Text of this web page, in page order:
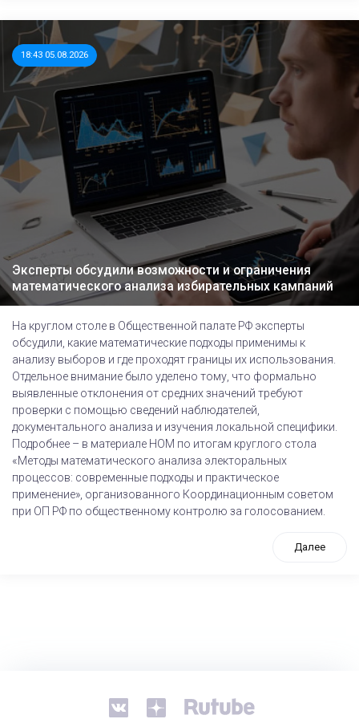
18:43 05.08.2026
Эксперты обсудили возможности и ограничения
математического анализа избирательных кампаний
На круглом столе в Общественной палате РФ эксперты
обсудили, какие математические подходы применимы к
анализу выборов и где проходят границы их использования.
Отдельное внимание было уделено тому, что формально
выявленные отклонения от средних значений требуют
проверки с помощью сведений наблюдателей,
документального анализа и изучения локальной специфики.
Подробнее – в материале НОМ по итогам круглого стола
«Методы математического анализа электоральных
процессов: современные подходы и практическое
применение», организованного Координационным советом
при ОП РФ по общественному контролю за голосованием.
Далее